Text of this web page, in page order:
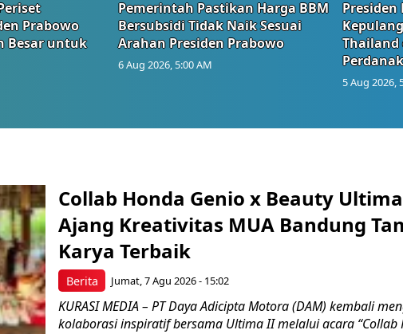
Prabowo
Besar untuk
Pemerintah Pastikan Harga BBM
Bersubsidi Tidak Naik Sesuai
Arahan Presiden Prabowo
6 Aug 2026, 5:00 AM
Presiden
Thailand
5 Aug 2026,
Berita
Collab Honda Genio x Beauty
Ajang Kreativitas MUA Bandung
Karya Terbaik
Jumat, 7 Agu 2026 - 15:02
KURASI MEDIA – PT Daya Adicipta Motora (DAM) kembali
kolaborasi inspiratif bersama Ultima II melalui acara “Collab